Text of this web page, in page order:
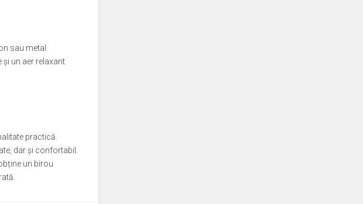
sau metal
un aer relaxant
practică.
dar și confortabil.
un birou